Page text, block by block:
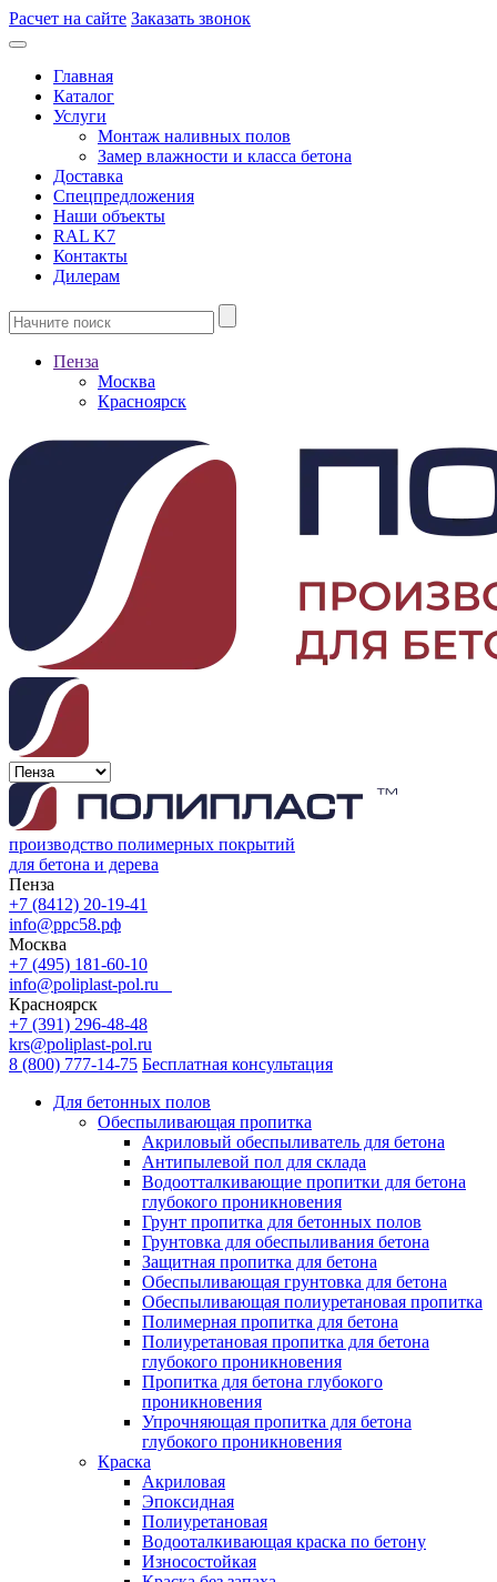
Расчет на сайте Заказать звонок
Главная
Каталог
Услуги
Монтаж наливных полов
Замер влажности и класса бетона
Доставка
Спецпредложения
Наши объекты
RAL K7
Контакты
Дилерам
Пенза
Москва
Красноярск
производство полимерных покрытий
для бетона и дерева
Пенза
+7 (8412) 20-19-41
info@ррс58.рф
Москва
+7 (495) 181-60-10
info@poliplast-pol.ru
Красноярск
+7 (391) 296-48-48
krs@poliplast-pol.ru
8 (800) 777-14-75 Бесплатная консультация
Для бетонных полов
Обеспыливающая пропитка
Акриловый обеспыливатель для бетона
Антипылевой пол для склада
Водоотталкивающие пропитки для бетона
глубокого проникновения
Грунт пропитка для бетонных полов
Грунтовка для обеспыливания бетона
Защитная пропитка для бетона
Обеспыливающая грунтовка для бетона
Обеспыливающая полиуретановая пропитка
Полимерная пропитка для бетона
Полиуретановая пропитка для бетона
глубокого проникновения
Пропитка для бетона глубокого
проникновения
Упрочняющая пропитка для бетона
глубокого проникновения
Краска
Акриловая
Эпоксидная
Полиуретановая
Водооталкивающая краска по бетону
Износостойкая